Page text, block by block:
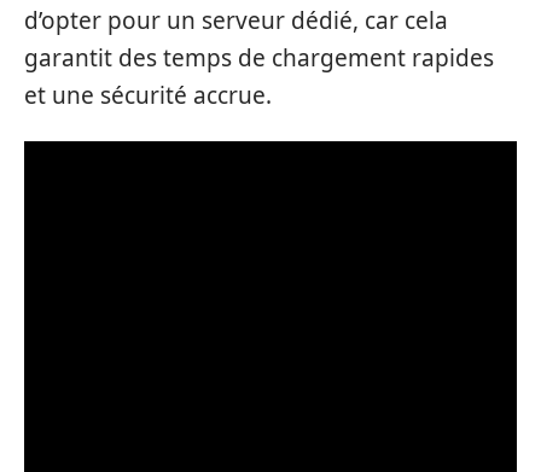
d’opter pour un serveur dédié, car cela
garantit des temps de chargement rapides
et une sécurité accrue.